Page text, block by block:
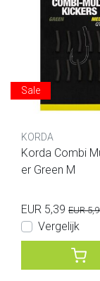
Sale
KORDA
Korda Combi
er Green M
EUR 5,39 EUR
Vergelijk